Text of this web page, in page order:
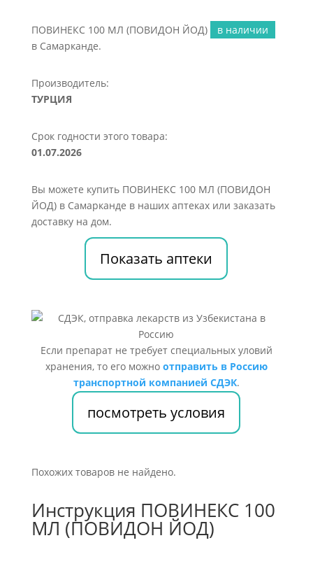
ПОВИНЕКС 100 МЛ (ПОВИДОН ЙОД)
в наличии
в Самарканде.
Производитель:
ТУРЦИЯ
Срок годности этого товара:
01.07.2026
Вы можете купить ПОВИНЕКС 100 МЛ (ПОВИДОН
ЙОД) в Самарканде в наших аптеках или заказать
доставку на дом.
Показать аптеки
Если препарат не требует специальных уловий
хранения, то его можно отправить в Россию
транспортной компанией СДЭК.
посмотреть условия
Похожих товаров не найдено.
Инструкция ПОВИНЕКС 100
МЛ (ПОВИДОН ЙОД)